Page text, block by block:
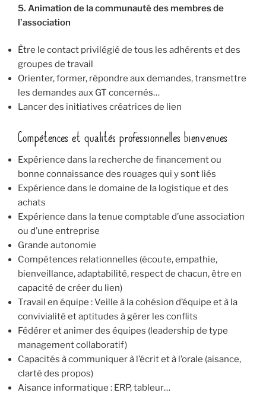
5. Animation de la communauté des membres de
l’association
Être le contact privilégié de tous les adhérents et des
groupes de travail
Orienter, former, répondre aux demandes, transmettre
les demandes aux GT concernés…
Lancer des initiatives créatrices de lien
Compétences et qualités professionnelles bienvenues
Expérience dans la recherche de financement ou
bonne connaissance des rouages qui y sont liés
Expérience dans le domaine de la logistique et des
achats
Expérience dans la tenue comptable d’une association
ou d’une entreprise
Grande autonomie
Compétences relationnelles (écoute, empathie,
bienveillance, adaptabilité, respect de chacun, être en
capacité de créer du lien)
Travail en équipe : Veille à la cohésion d’équipe et à la
convivialité et aptitudes à gérer les conflits
Fédérer et animer des équipes (leadership de type
management collaboratif)
Capacités à communiquer à l’écrit et à l’orale (aisance,
clarté des propos)
Aisance informatique : ERP, tableur…